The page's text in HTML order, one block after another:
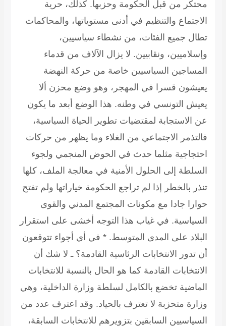
من قبل الحكومة وحزبها. كذلك، حرية
والتنظيم في أدنى مستوياتها، والمحاكمات
جميع الفئات، من نشطاء سياسيين،
ونقابيين. لا يزال الآلاف من قدماء
السياسيين خاصة من حركة النهضة
قسرا في المهجر، وهو وضع محزن ألا
التونسي في وطنه. هذا الوضع أبعد ما يكون
الاستجابة لمقتضيات تطوير الحياة السياسية،
الاجتماعي من الغلاء وما يظهر من حركات
مثلما حدث في الحوض المنجمي ولجوء
إلى الحلول الأمنية في معالجة الملف، كلها
بالخطر إذا لم تراجع الحكومة خياراتها ولم تفتح
جادا مع مكونات المجتمع المدني والقوى
في غياب هذا التوجه أخشى على استقرار
على المدى المتوسط.* في أي أجواء تتوقعون
تدور الانتخابات الرئاسية القادمة؟ـ لا شك أن
القادمة كما هو الحال بالنسبة للانتخابات
تخضع بالكامل لسلطة وزارة الداخلية، وهي
متحزبة لا تعترف بالحياد. وقد اعترف عدد من
السابقين بتزويرهم للانتخابات السابقة،